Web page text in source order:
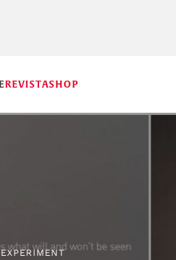
REVISTASHOP
EXPERIMENT